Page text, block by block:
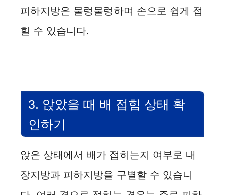
e
피하지방은 물렁물렁하며 손으로 쉽게 접
힐 수 있습니다.
3. 앉았을 때 배 접힘 상태 확
인하기
앉은 상태에서 배가 접히는지 여부로 내
장지방과 피하지방을 구별할 수 있습니